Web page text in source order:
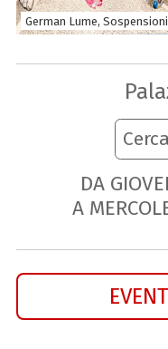
German Lume, Sospensioni
DA
A